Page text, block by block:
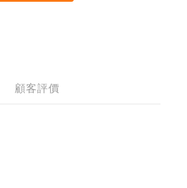
顧客評價